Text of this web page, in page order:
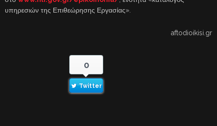
υπηρεσιών της Επιθεώρησης Εργασίας».
aftodioikisi.gr
0
Twitter